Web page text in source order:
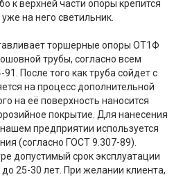
к верхней части опоры крепится
на него светильник.
торшерные опоры ОТ1Ф
трубы, согласно всем
После того как труба сойдет с
на процесс дополнительной
на её поверхность наносится
покрытие. Для нанесения
предприятии используется
(согласно ГОСТ 9.307-89).
допустимый срок эксплуатации
25-30 лет. При желании клиента,